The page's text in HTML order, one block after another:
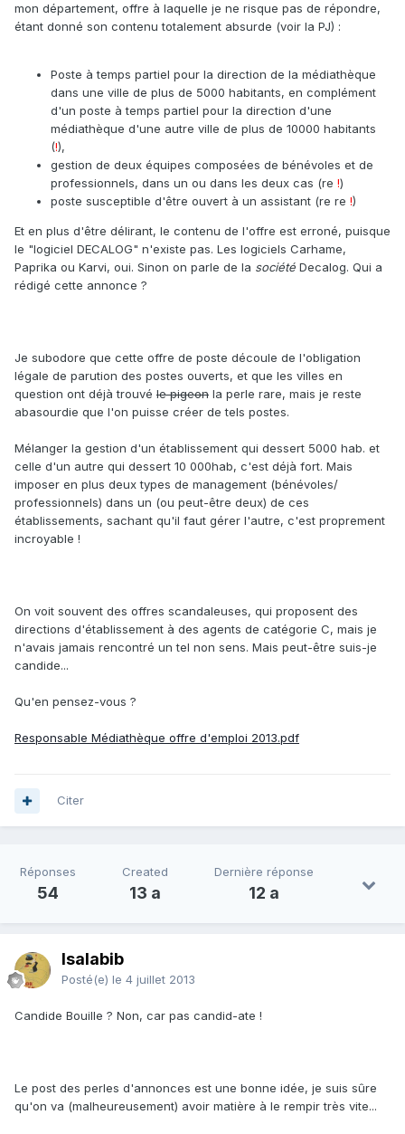
mon département, offre à laquelle je ne risque pas de répondre,
étant donné son contenu totalement absurde (voir la PJ) :
Poste à temps partiel pour la direction de la médiathèque
dans une ville de plus de 5000 habitants, en complément
d'un poste à temps partiel pour la direction d'une
médiathèque d'une autre ville de plus de 10000 habitants
(!),
gestion de deux équipes composées de bénévoles et de
professionnels, dans un ou dans les deux cas (re !)
poste susceptible d'être ouvert à un assistant (re re !)
Et en plus d'être délirant, le contenu de l'offre est erroné, puisque
le "logiciel DECALOG" n'existe pas. Les logiciels Carhame,
Paprika ou Karvi, oui. Sinon on parle de la société Decalog. Qui a
rédigé cette annonce ?
Je subodore que cette offre de poste découle de l'obligation
légale de parution des postes ouverts, et que les villes en
question ont déjà trouvé le pigeon la perle rare, mais je reste
abasourdie que l'on puisse créer de tels postes.
Mélanger la gestion d'un établissement qui dessert 5000 hab. et
celle d'un autre qui dessert 10 000hab, c'est déjà fort. Mais
imposer en plus deux types de management (bénévoles/
professionnels) dans un (ou peut-être deux) de ces
établissements, sachant qu'il faut gérer l'autre, c'est proprement
incroyable !
On voit souvent des offres scandaleuses, qui proposent des
directions d'établissement à des agents de catégorie C, mais je
n'avais jamais rencontré un tel non sens. Mais peut-être suis-je
candide...
Qu'en pensez-vous ?
Responsable Médiathèque offre d'emploi 2013.pdf
Citer
Réponses
54
Created
13 a
Dernière réponse
12 a
Isalabib
Posté(e) le 4 juillet 2013
Candide Bouille ? Non, car pas candid-ate !
Le post des perles d'annonces est une bonne idée, je suis sûre
qu'on va (malheureusement) avoir matière à le rempir très vite...